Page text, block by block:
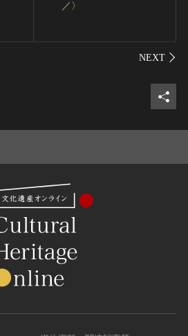
／〉
シェ